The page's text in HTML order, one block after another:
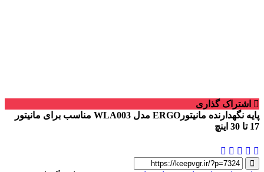
اشتراک گذاری
پایه نگهدارنده مانیتورERGO مدل WLA003 مناسب برای مانیتور
17 تا 30 اینچ